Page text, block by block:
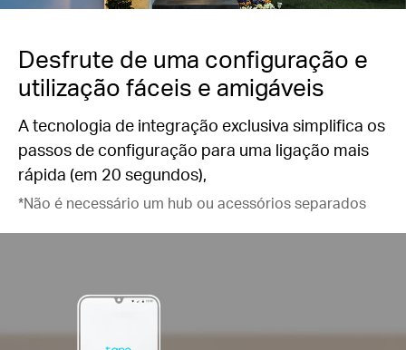
Desfrute de uma configuração e
utilização fáceis e amigáveis
A tecnologia de integração exclusiva simplifica os
passos de configuração para uma ligação mais
rápida (em 20 segundos),
*Não é necessário um hub ou acessórios separados